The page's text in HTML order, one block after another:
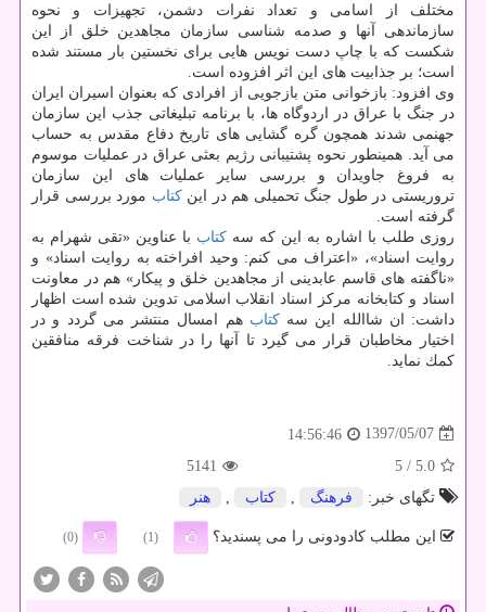
مختلف از اسامی و تعداد نفرات دشمن، تجهیزات و نحوه
سازماندهی آنها و صدمه شناسی سازمان مجاهدین خلق از این
شكست كه با چاپ دست نویس هایی برای نخستین بار مستند شده
است؛ بر جذابیت های این اثر افزوده است.
وی افزود: بازخوانی متن بازجویی از افرادی كه بعنوان اسیران ایران
در جنگ با عراق در اردوگاه ها، با برنامه تبلیغاتی جذب این سازمان
جهنمی شدند همچون گره گشایی های تاریخ دفاع مقدس به حساب
می آید. همینطور نحوه پشتیبانی رژیم بعثی عراق در عملیات موسوم
به فروغ جاویدان و بررسی سایر عملیات های این سازمان
تروریستی در طول جنگ تحمیلی هم در اینكتاب مورد بررسی قرار
گرفته است.
روزی طلب با اشاره به این كه سه كتاب با عناوین «تقی شهرام به
روایت اسناد»، «اعتراف می كنم: وحید افراخته به روایت اسناد» و
«ناگفته های قاسم عابدینی از مجاهدین خلق و پیكار» هم در معاونت
اسناد و كتابخانه مركز اسناد انقلاب اسلامی تدوین شده است اظهار
داشت: ان شاالله این سهكتاب هم امسال منتشر می گردد و در
اختیار مخاطبان قرار می گیرد تا آنها را در شناخت فرقه منافقین
كمك نماید.
1397/05/07
14:56:46
5.0
/ 5
5141
تگهای خبر:
فرهنگ كتاب هنر
این مطلب کادودونی را می پسندید؟ (1)
(0)